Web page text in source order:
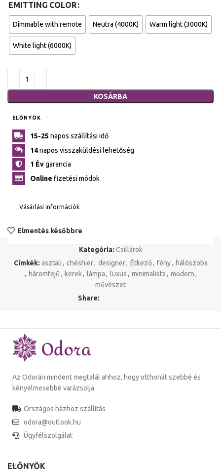
EMITTING COLOR
Dimmable with remote Neutra (4000K) Warm light (3000K)
White light (6000K)
KOSÁRBA
ELŐNYÖK
15-25 napos szállítási idő
14napos visszaküldési lehetőség
1 Évgarancia
Online fizetési módok
Vásárlási információk
Elmentés későbbre
Kategória: Csillárok
Címkék: asztali, chéshier, designer, Étkező, fény, hálószoba
, háromfejű, kerek, lámpa, luxus, minimalista, modern,
művészet
Share:
Az Odorán mindent megtalál ahhoz, hogy otthonát szebbé és
kényelmesebbé varázsolja.
Országos házhoz szállítás
odora@outlook.hu
Ügyfélszolgálat
ELŐNYÖK